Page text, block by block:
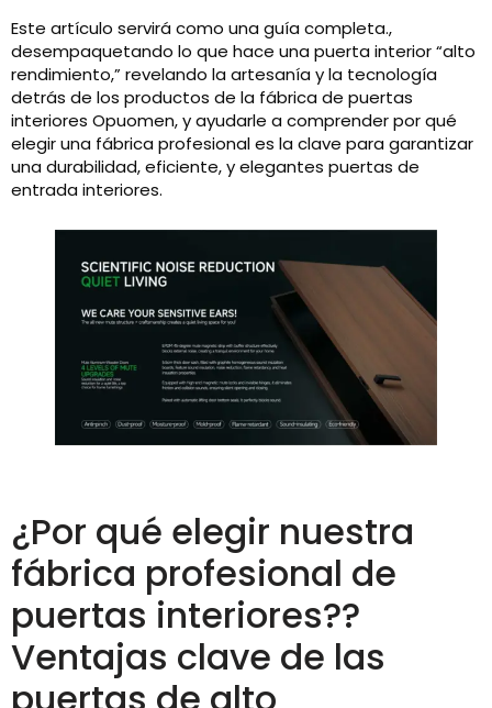
Este artículo servirá como una guía completa.,
desempaquetando lo que hace una puerta interior “alto
rendimiento,” revelando la artesanía y la tecnología
detrás de los productos de la fábrica de puertas
interiores Opuomen, y ayudarle a comprender por qué
elegir una fábrica profesional es la clave para garantizar
una durabilidad, eficiente, y elegantes puertas de
entrada interiores.
¿Por qué elegir nuestra
fábrica profesional de
puertas interiores??
Ventajas clave de las